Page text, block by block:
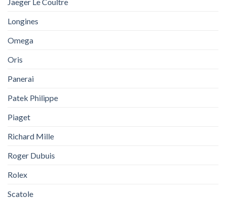
Longines
Omega
Oris
Panerai
Patek Philippe
Piaget
Richard Mille
Roger Dubuis
Rolex
Scatole